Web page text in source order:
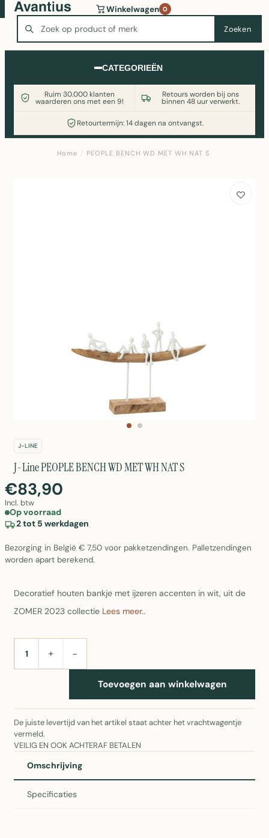
Zoeken
Winkelwagen 0
CATEGORIEËN
Ruim 30.000 klanten
waarderen ons met een 9!
Retours worden bij ons
binnen 48 uur verwerkt.
Retourtermijn: 14 dagen na ontvangst.
Wasmachine of koelkast nodig? Vergelijk alle prijzen op
Witgoedaanbod.nl
Home / PEOPLE BENCH WD MET WH NAT S
J-LINE
J-Line PEOPLE BENCH WD MET WH NAT S
€83,90
Incl. btw
Op voorraad
2 tot 5 werkdagen
Bezorging in België € 7,50 voor pakketzendingen. Palletzendingen
worden apart berekend.
Decoratief houten bankje met ijzeren accenten in wit, uit de
ZOMER 2023 collectie Lees meer..
AANTAL+ −
Toevoegen aan winkelwagen
De juiste levertijd van het artikel staat achter het vrachtwagentje
vermeld.
VEILIG EN OOK ACHTERAF BETALEN
Omschrijving
Specificaties